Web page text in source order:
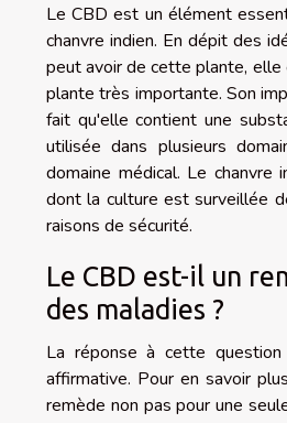
Le CBD est un élément
chanvre indien. En dépit des
peut avoir de cette plante, elle
plante très importante. Son
fait qu'elle contient une
utilisée dans plusieurs
domaine médical. Le chanvre
dont la culture est surveillée
raisons de sécurité.
Le CBD est-il un
des maladies ?
La réponse à cette
affirmative. Pour en savoir plus
remède non pas pour une